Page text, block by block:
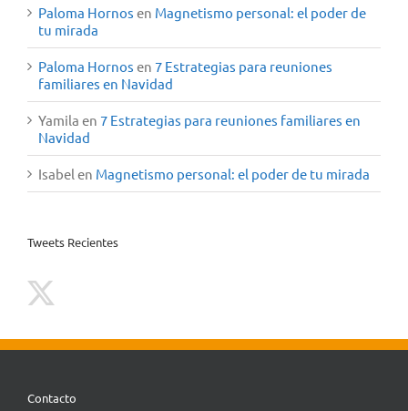
Paloma Hornos en Magnetismo personal: el poder de
tu mirada
Paloma Hornos en 7 Estrategias para reuniones
familiares en Navidad
Yamila en 7 Estrategias para reuniones familiares en
Navidad
Isabel en Magnetismo personal: el poder de tu mirada
Tweets Recientes
Contacto